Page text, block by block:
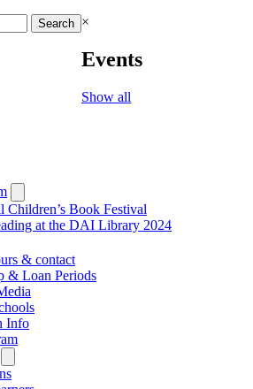
×
Events
Show all
submenu
Children’s Book Festival
at the DAI Library 2024
& contact
& Loan Periods
Info
submenu